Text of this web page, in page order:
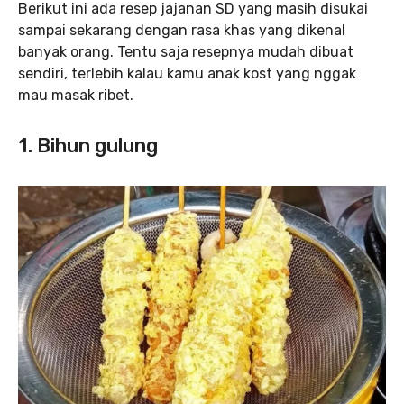
Berikut ini ada resep jajanan SD yang masih disukai
sampai sekarang dengan rasa khas yang dikenal
banyak orang. Tentu saja resepnya mudah dibuat
sendiri, terlebih kalau kamu anak kost yang nggak
mau masak ribet.
1. Bihun gulung